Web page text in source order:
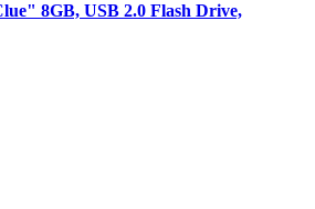
8GB, USB 2.0 Flash Drive,